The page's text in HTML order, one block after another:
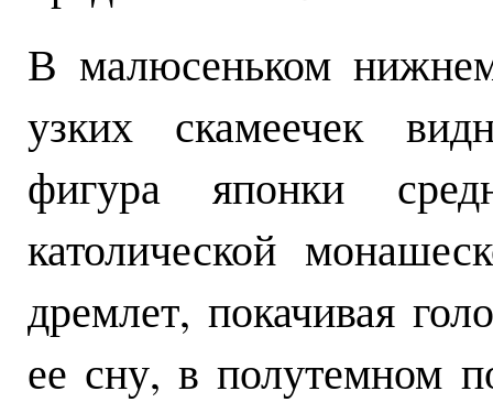
В малюсеньком
узких скамеечек
фигура японки
католической
дремлет, покачивая
ее сну, в полутемном